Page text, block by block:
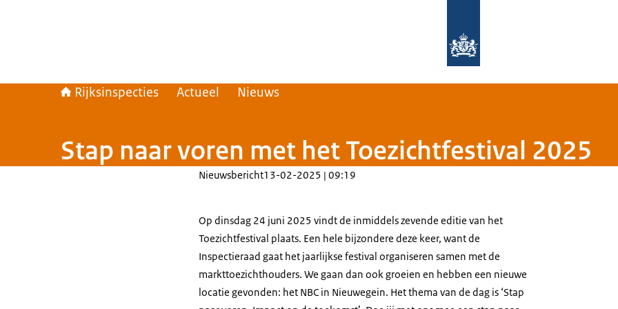
Rijksinspecties Actueel Nieuws
Stap naar voren met het Toezichtfestival 2025
Nieuwsbericht13-02-2025 | 09:19
Op dinsdag 24 juni 2025 vindt de inmiddels zevende editie van het
Toezichtfestival plaats. Een hele bijzondere deze keer, want de
Inspectieraad gaat het jaarlijkse festival organiseren samen met de
markttoezichthouders. We gaan dan ook groeien en hebben een nieuwe
locatie gevonden: het NBC in Nieuwegein. Het thema van de dag is ‘Stap